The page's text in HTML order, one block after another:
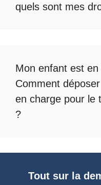
quels sont mes
Mon enfant est
Comment
en charge pour le
?
Tout sur la